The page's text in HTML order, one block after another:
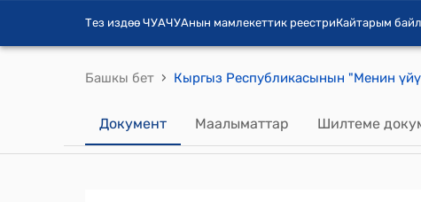
Тез издөө ЧУАЧУАнын мамлекеттик реестриКайтарым
Башкы бет ›
Документ Маалыматтар Шилтеме